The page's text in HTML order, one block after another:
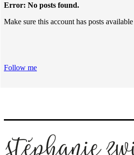
Error: No posts found.
Make sure this account has posts
Follow me